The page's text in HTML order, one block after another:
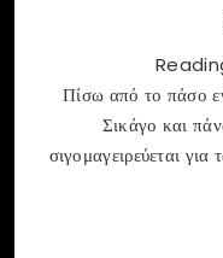
Πίσω από το πάσο
Σικάγο και
σιγομαγειρεύεται για